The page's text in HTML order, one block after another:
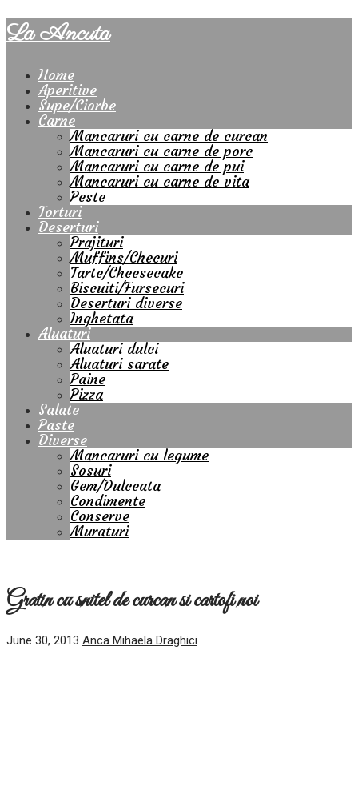
La Ancuta
Home
Aperitive
Supe/Ciorbe
Carne
Mancaruri cu carne de curcan
Mancaruri cu carne de porc
Mancaruri cu carne de pui
Mancaruri cu carne de vita
Peste
Torturi
Deserturi
Prajituri
Muffins/Checuri
Tarte/Cheesecake
Biscuiti/Fursecuri
Deserturi diverse
Inghetata
Aluaturi
Aluaturi dulci
Aluaturi sarate
Paine
Pizza
Salate
Paste
Diverse
Mancaruri cu legume
Sosuri
Gem/Dulceata
Condimente
Conserve
Muraturi
Gratin cu snitel de curcan si cartofi noi
June 30, 2013 Anca Mihaela Draghici